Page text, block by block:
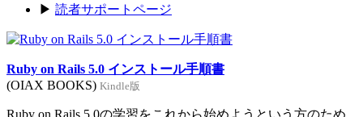
▶ 読者サポートページ
Ruby on Rails 5.0 インストール手順書
(OIAX BOOKS) Kindle版
Ruby on Rails 5.0の学習をこれから始めようという方のため